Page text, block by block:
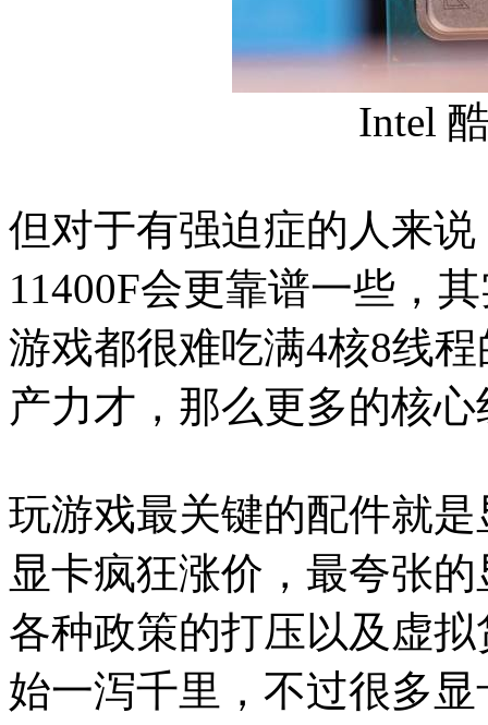
Intel
但对于有强迫症的人来
11400F会更靠谱一些，
游戏都很难吃满4核8线
产力才，那么更多的核
玩游戏最关键的配件就
显卡疯狂涨价，最夸张
各种政策的打压以及虚
始一泻千里，不过很多